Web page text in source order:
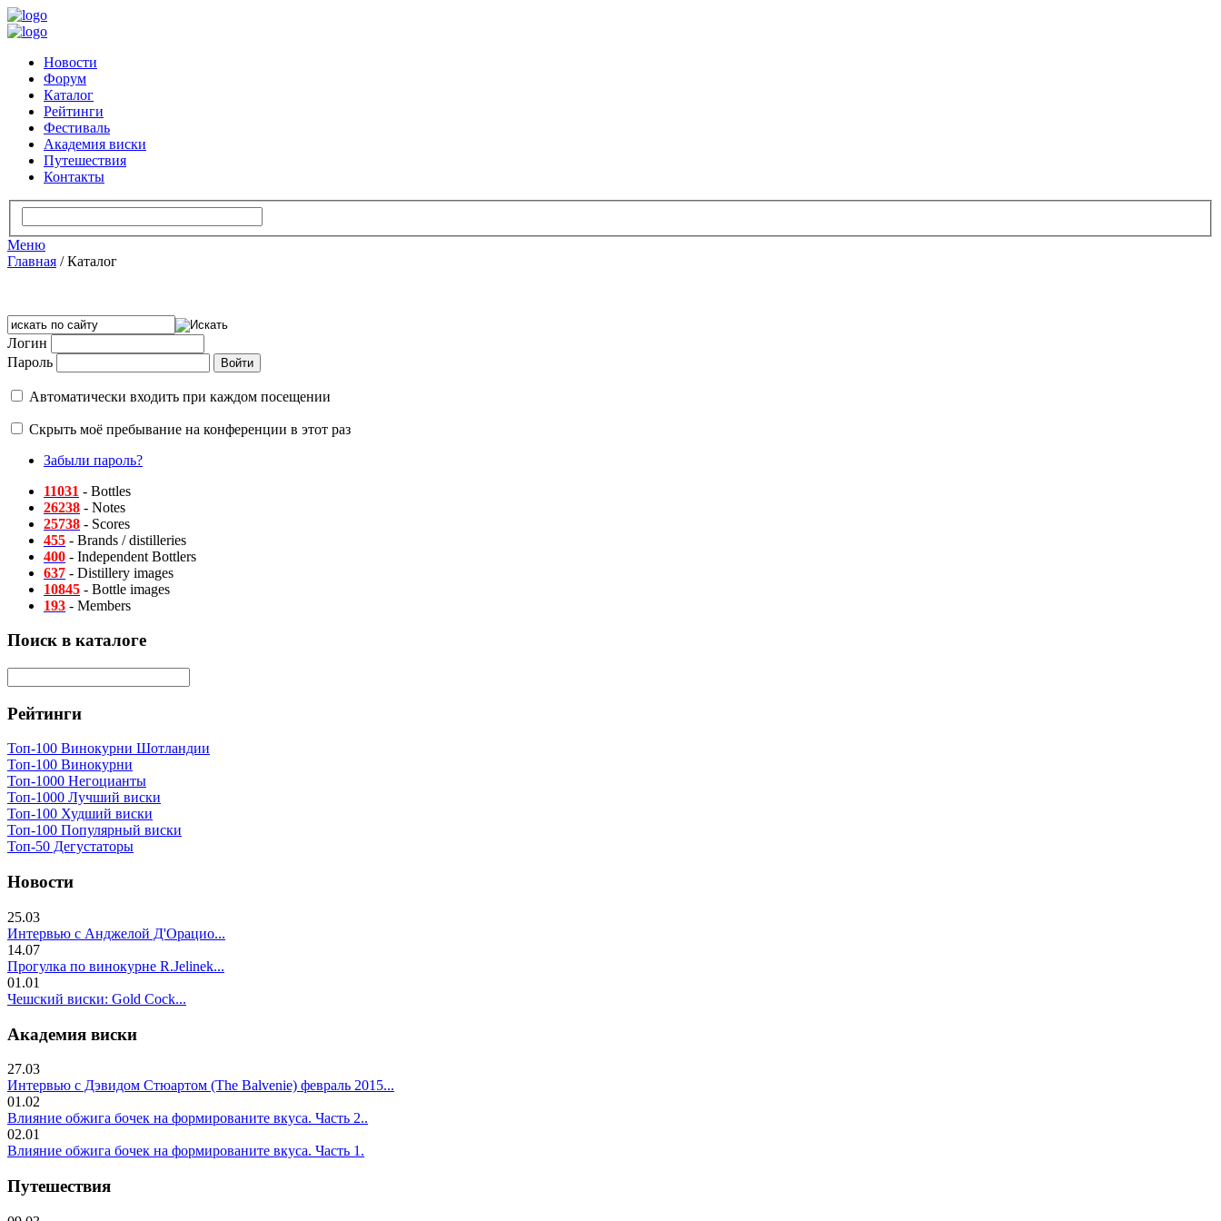
Новости
Форум
Каталог
Рейтинги
Фестиваль
Академия виски
Путешествия
Контакты
Меню
Главная /Каталог
Логин
Пароль
Автоматически входить при каждом посещении
Скрыть моё пребывание на конференции в этот раз
Забыли пароль?
11031 - Bottles
26238 - Notes
25738 - Scores
455 - Brands / distilleries
400 - Independent Bottlers
637 - Distillery images
10845 - Bottle images
193 - Members
Поиск в каталоге
Рейтинги
Топ-100 Винокурни Шотландии
Топ-100 Винокурни
Топ-1000 Негоцианты
Топ-1000 Лучший виски
Топ-100 Худший виски
Топ-100 Популярный виски
Топ-50 Дегустаторы
Новости
25.03
Интервью с Анджелой Д'Орацио...
14.07
Прогулка по винокурне R.Jelinek...
01.01
Чешский виски: Gold Cock...
Академия виски
27.03
Интервью с Дэвидом Стюартом (The Balvenie) февраль 2015...
01.02
Влияние обжига бочек на формированите вкуса. Часть 2..
02.01
Влияние обжига бочек на формированите вкуса. Часть 1.
Путешествия